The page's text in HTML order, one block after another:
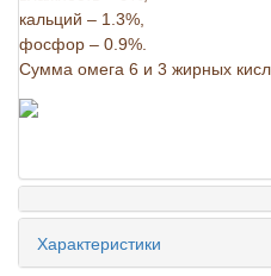
кальций – 1.3%,
фосфор – 0.9%.
Сумма омега 6 и 3 жирных
Характеристики